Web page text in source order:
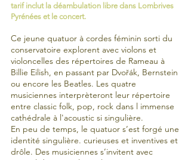
tarif inclutla déambulation libre dans Lombrives
Pyrénées et le concert.
​Ce jeune quatuor à cordes féminin sorti du
conservatoire explorent avec violons et
violoncelles des répertoires de Rameau à
Billie Eilish, en passant par Dvořák, Bernstein
ou encore les Beatles. Les quatre
musiciennes interprèteront leur répertoire
entre classic folk, pop, rock dans l immense
cathédrale à l'acoustic si singulière.
En peu de temps, le quatuor s’est forgé une
identité singulière. curieuses et inventives et
drôle. Des musiciennes s’invitent avec